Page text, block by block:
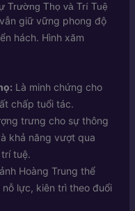
Trường Thọ và Trí Tuệ
giữ vững phong độ
hách. Hình xăm
Là minh chứng cho
chấp tuổi tác.
trưng cho sự thông
khả năng vượt qua
tuệ.
Hoàng Trung thể
lực, kiên trì theo đuổi